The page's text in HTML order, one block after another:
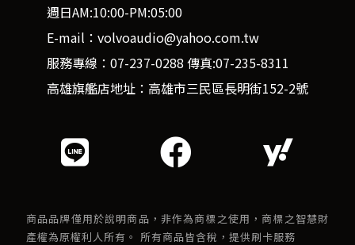
週日AM:10:00-PM:05:00
E-mail：volvoaudio@yahoo.com.tw
服務專線：07-237-0288 傳真:07-235-8311
高雄旗艦店地址：高雄市三民區長明街152-2號
商品品牌僅用於說明商品，非作為商標之使用，商標之智慧財
產權為原權利人所有。 所有商品皆含稅，提供刷卡服務